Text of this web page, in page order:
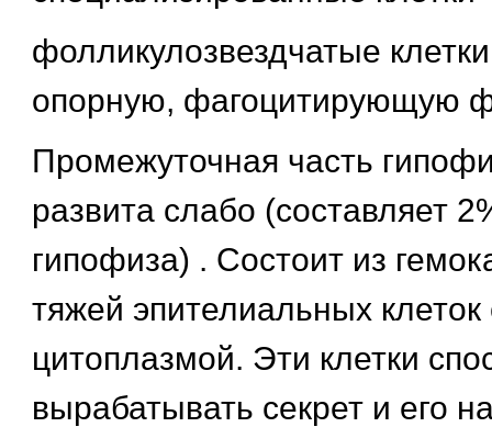
фолликулозвездчатые
опорную, фагоцитирующую
Промежуточная часть
развита слабо (составляет
гипофиза) . Состоит из
тяжей эпителиальных
цитоплазмой. Эти клетки
вырабатывать секрет и его